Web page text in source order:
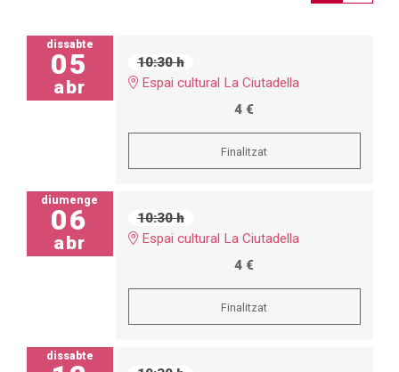
dissabte
05
abr
10:30 h
Espai cultural La Ciutadella
4 €
Finalitzat
diumenge
06
abr
10:30 h
Espai cultural La Ciutadella
4 €
Finalitzat
dissabte